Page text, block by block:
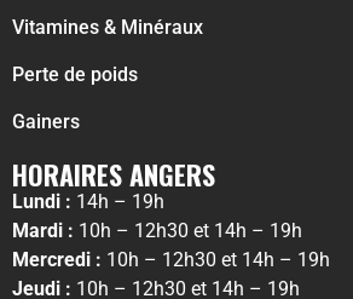
Vitamines & Minéraux
Perte de poids
Gainers
HORAIRES ANGERS
Lundi : 14h – 19h
Mardi : 10h – 12h30 et 14h – 19h
Mercredi : 10h – 12h30 et 14h – 19h
Jeudi : 10h – 12h30 et 14h – 19h